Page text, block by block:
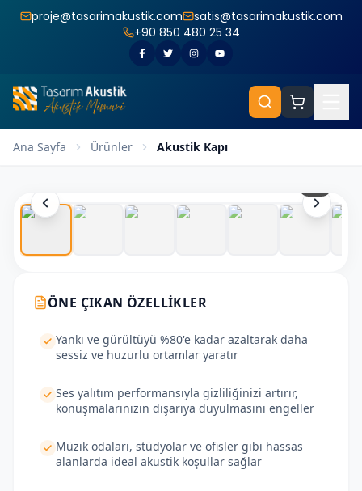
proje@tasarimakustik.com
satis@tasarimakustik.com
+90 850 480 25 34
Ana Sayfa Ürünler Akustik Kapı
ÖNE ÇIKAN ÖZELLIKLER
Yankı ve gürültüyü %80'e kadar azaltarak daha
sessiz ve huzurlu ortamlar yaratır
Ses yalıtım performansıyla gizliliğinizi artırır,
konuşmalarınızın dışarıya duyulmasını engeller
Müzik odaları, stüdyolar ve ofisler gibi hassas
alanlarda ideal akustik koşullar sağlar